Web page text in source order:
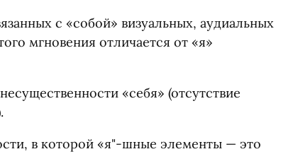
с «собой» визуальных, аудиальных
мгновения отличается от «я»
«себя» (отсутствие
в которой «я"-шные элементы — это